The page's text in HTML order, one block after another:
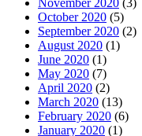
November 2020 (3)
October 2020 (5)
September 2020 (2)
August 2020 (1)
June 2020 (1)
May 2020 (7)
April 2020 (2)
March 2020 (13)
February 2020 (6)
January 2020 (1)